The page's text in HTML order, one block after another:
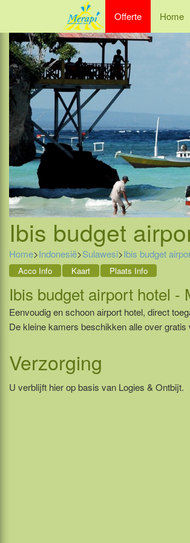
Offerte Home
Ibis budget
Home>Indonesië>Sulawesi>Ibis budget
Acco Info Kaart Plaats Info
Ibis budget airport hotel -
Eenvoudig en schoon airport hotel, direct
De kleine kamers beschikken alle over gratis
Verzorging
U verblijft hier op basis van Logies & Ontbijt.